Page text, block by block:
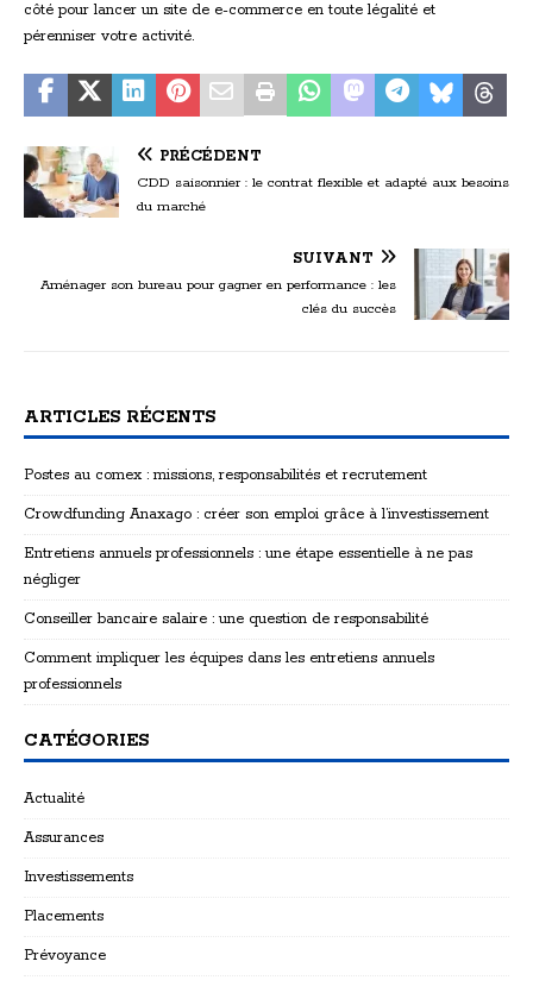
côté pour lancer un site de e-commerce en toute légalité et
pérenniser votre activité.
PRÉCÉDENT
CDD saisonnier : le contrat flexible et adapté aux besoins
du marché
SUIVANT
Aménager son bureau pour gagner en performance : les
clés du succès
ARTICLES RÉCENTS
Postes au comex : missions, responsabilités et recrutement
Crowdfunding Anaxago : créer son emploi grâce à l’investissement
Entretiens annuels professionnels : une étape essentielle à ne pas
négliger
Conseiller bancaire salaire : une question de responsabilité
Comment impliquer les équipes dans les entretiens annuels
professionnels
CATÉGORIES
Actualité
Assurances
Investissements
Placements
Prévoyance